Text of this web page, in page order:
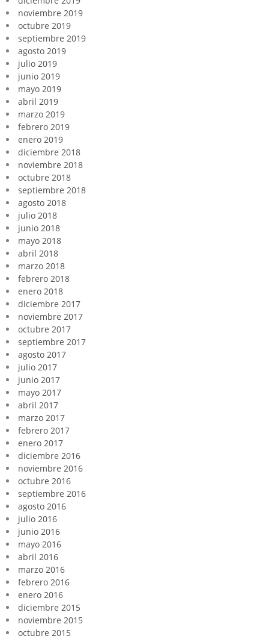
noviembre 2019
octubre 2019
septiembre 2019
agosto 2019
julio 2019
junio 2019
mayo 2019
abril 2019
marzo 2019
febrero 2019
enero 2019
diciembre 2018
noviembre 2018
octubre 2018
septiembre 2018
agosto 2018
julio 2018
junio 2018
mayo 2018
abril 2018
marzo 2018
febrero 2018
enero 2018
diciembre 2017
noviembre 2017
octubre 2017
septiembre 2017
agosto 2017
julio 2017
junio 2017
mayo 2017
abril 2017
marzo 2017
febrero 2017
enero 2017
diciembre 2016
noviembre 2016
octubre 2016
septiembre 2016
agosto 2016
julio 2016
junio 2016
mayo 2016
abril 2016
marzo 2016
febrero 2016
enero 2016
diciembre 2015
noviembre 2015
octubre 2015